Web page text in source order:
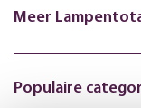
Meer
Populaire